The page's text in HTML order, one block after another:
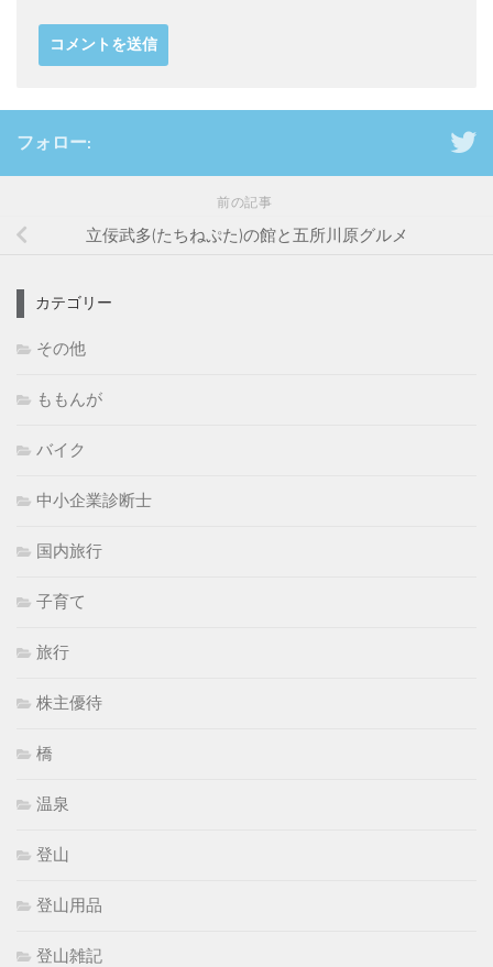
フォロー:
前の記事
立佞武多(たちねぷた)の館と五所川原グルメ
カテゴリー
その他
ももんが
バイク
中小企業診断士
国内旅行
子育て
旅行
株主優待
橋
温泉
登山
登山用品
登山雑記